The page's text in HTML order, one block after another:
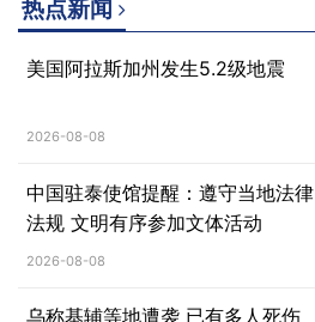
热点新闻
美国阿拉斯加州发生5.2级地震
2026-08-08
中国驻泰使馆提醒：遵守当地法律
法规 文明有序参加文体活动
2026-08-08
乌称基辅等地遭袭 已有多人死伤